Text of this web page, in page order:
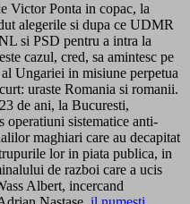
Victor Ponta in copac, la
alegerile si dupa ce UDMR
si PSD pentru a intra la
cazul, cred, sa amintesc pe
Ungariei in misiune perpetua
uraste Romania si romanii.
de ani, la Bucuresti,
operatiuni sistematice anti-
maghiari care au decapitat
lor in piata publica, in
de razboi care a ucis
Albert, incercand